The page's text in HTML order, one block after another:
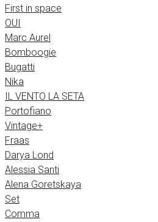
First in space
OUI
Marc Aurel
Bomboogie
Bugatti
Nika
IL VENTO LA SETA
Portofiano
Vintage+
Fraas
Darya Lond
Alessia Santi
Alena Goretskaya
Set
Comma